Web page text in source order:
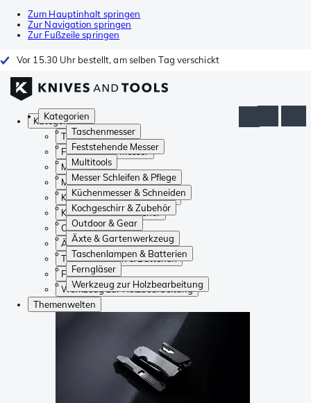
Zum Hauptinhalt springen
Zur Navigation springen
Zur Fußzeile springen
Vor 15.30 Uhr bestellt, am selben Tag verschickt
Kategorien
Taschenmesser
Feststehende Messer
Multitools
Messer Schleifen & Pflege
Küchenmesser & Schneiden
Kochgeschirr & Zubehör
Outdoor & Gear
Äxte & Gartenwerkzeug
Taschenlampen & Batterien
Ferngläser
Werkzeug zur Holzbearbeitung
Kategorien
Taschenmesser
Feststehende Messer
Multitools
Messer Schleifen & Pflege
Küchenmesser & Schneiden
Kochgeschirr & Zubehör
Outdoor & Gear
Äxte & Gartenwerkzeug
Taschenlampen & Batterien
Ferngläser
Werkzeug zur Holzbearbeitung
Themenwelten